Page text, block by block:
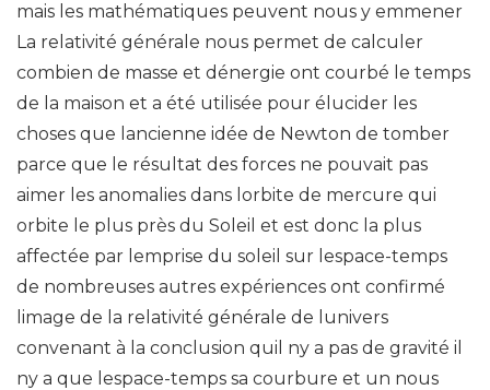
mais les mathématiques peuvent nous y emmener
La relativité générale nous permet de calculer
combien de masse et dénergie ont courbé le temps
de la maison et a été utilisée pour élucider les
choses que lancienne idée de Newton de tomber
parce que le résultat des forces ne pouvait pas
aimer les anomalies dans lorbite de mercure qui
orbite le plus près du Soleil et est donc la plus
affectée par lemprise du soleil sur lespace-temps
de nombreuses autres expériences ont confirmé
limage de la relativité générale de lunivers
convenant à la conclusion quil ny a pas de gravité il
ny a que lespace-temps sa courbure et un nous